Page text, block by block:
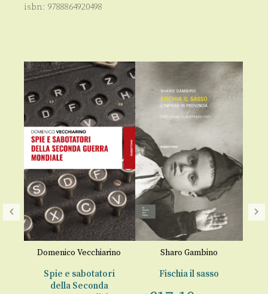
isbn: 9788864920498
Domenico Vecchiarino
Spie e sabotatori
della Seconda
Sharo Gambino
Fischia il sasso